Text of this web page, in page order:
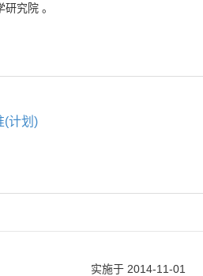
研究院 。
(计划)
实施于 2014-11-01